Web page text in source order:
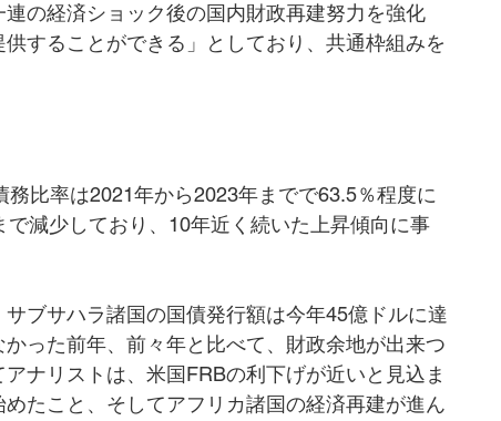
の経済ショック後の国内財政再建努力を強化
することができる」としており、共通枠組みを
比率は2021年から2023年までで63.5％程度に
減少しており、10年近く続いた上昇傾向に事
サブサハラ諸国の国債発行額は今年45億ドルに達
った前年、前々年と比べて、財政余地が出来つ
ナリストは、米国FRBの利下げが近いと見込ま
たこと、そしてアフリカ諸国の経済再建が進ん